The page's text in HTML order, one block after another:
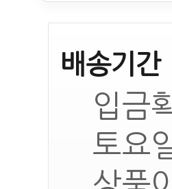
배송기간
입금
토요